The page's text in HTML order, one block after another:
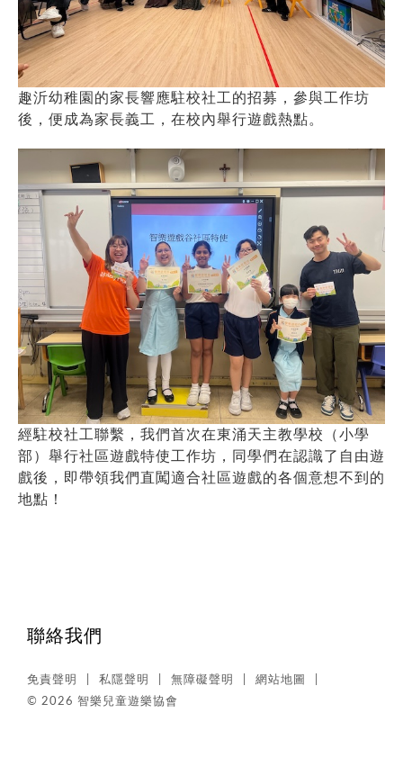
趣沂幼稚園的家長響應駐校社工的招募，參與工作坊
後，便成為家長義工，在校內舉行遊戲熱點。
經駐校社工聯繫，我們首次在東涌天主教學校（小學
部）舉行社區遊戲特使工作坊，同學們在認識了自由遊
戲後，即帶領我們直闖適合社區遊戲的各個意想不到的
地點！
聯絡我們
免責聲明 私隱聲明 無障礙聲明
網站地圖
© 2026 智樂兒童遊樂協會